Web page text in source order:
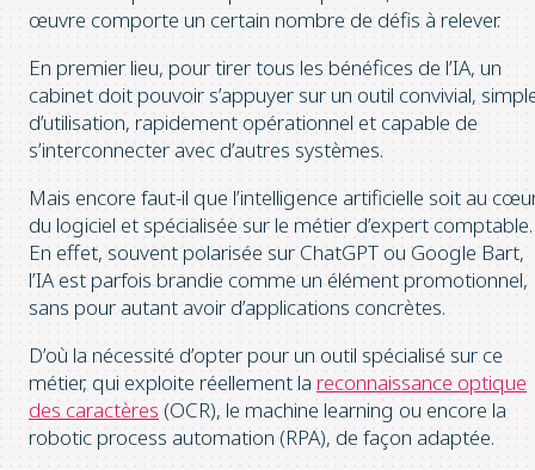
œuvre comporte un certain nombre de défis à relever.
En premier lieu, pour tirer tous les bénéfices de l’IA, un
cabinet doit pouvoir s’appuyer sur un outil convivial,
d’utilisation, rapidement opérationnel et capable de
s’interconnecter avec d’autres systèmes.
Mais encore faut-il que l’intelligence artificielle soit au
du logiciel et spécialisée sur le métier d’expert comptable.
En effet, souvent polarisée sur ChatGPT ou Google Bart,
l’IA est parfois brandie comme un élément promotionnel,
sans pour autant avoir d’applications concrètes.
D’où la nécessité d’opter pour un outil spécialisé sur ce
métier, qui exploite réellement la reconnaissance optique
des caractères (OCR), le machine learning ou encore la
robotic process automation (RPA), de façon adaptée.